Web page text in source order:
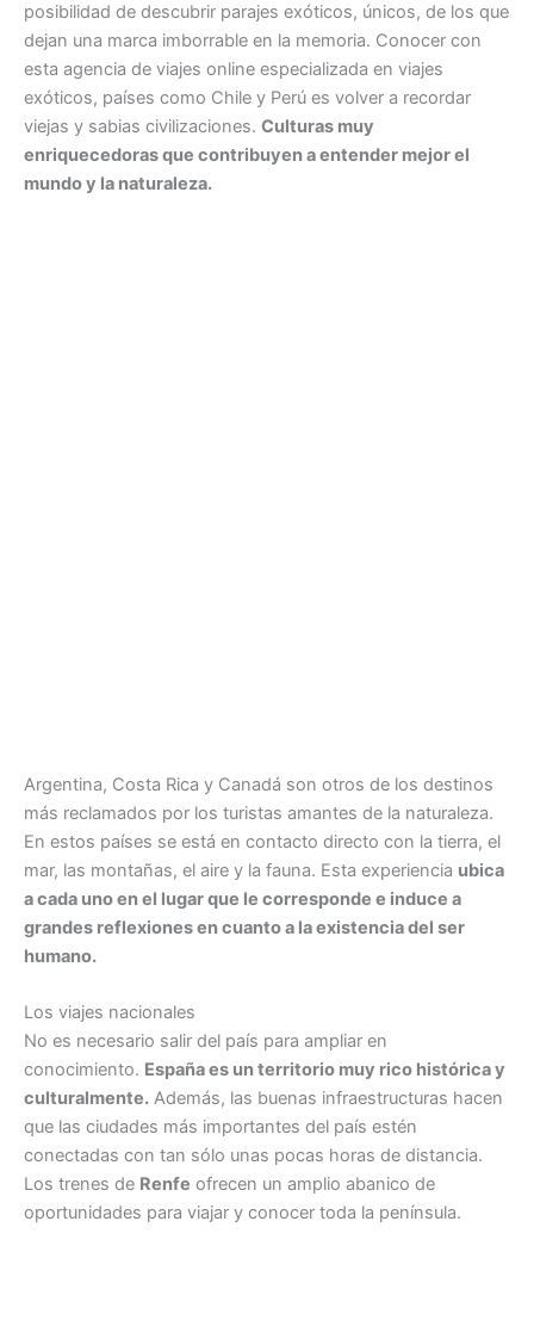
posibilidad de descubrir parajes exóticos, únicos, de los que
dejan una marca imborrable en la memoria. Conocer con
esta agencia de viajes online especializada en viajes
exóticos, países como Chile y Perú es volver a recordar
viejas y sabias civilizaciones. Culturas muy
enriquecedoras que contribuyen a entender mejor el
mundo y la naturaleza.
Argentina, Costa Rica y Canadá son otros de los destinos
más reclamados por los turistas amantes de la naturaleza.
En estos países se está en contacto directo con la tierra, el
mar, las montañas, el aire y la fauna. Esta experiencia ubica
a cada uno en el lugar que le corresponde e induce a
grandes reflexiones en cuanto a la existencia del ser
humano.
Los viajes nacionales
No es necesario salir del país para ampliar en
conocimiento. España es un territorio muy rico histórica y
culturalmente. Además, las buenas infraestructuras hacen
que las ciudades más importantes del país estén
conectadas con tan sólo unas pocas horas de distancia.
Los trenes de Renfe ofrecen un amplio abanico de
oportunidades para viajar y conocer toda la península.